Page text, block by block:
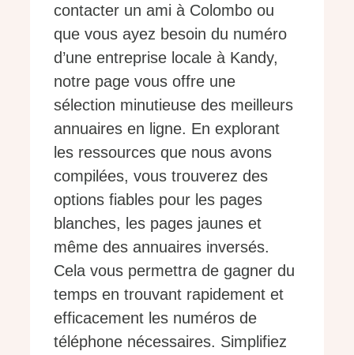
contacter un ami à Colombo ou
que vous ayez besoin du numéro
d’une entreprise locale à Kandy,
notre page vous offre une
sélection minutieuse des meilleurs
annuaires en ligne. En explorant
les ressources que nous avons
compilées, vous trouverez des
options fiables pour les pages
blanches, les pages jaunes et
même des annuaires inversés.
Cela vous permettra de gagner du
temps en trouvant rapidement et
efficacement les numéros de
téléphone nécessaires. Simplifiez